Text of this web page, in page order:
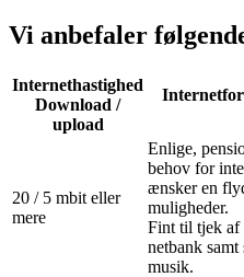
Vi anbefaler
Internethastighed
Download /
upload
20 / 5 mbit eller
mere
Enlige,
behov for
ænsker en
muligheder.
Fint til tjek af
netbank
musik.